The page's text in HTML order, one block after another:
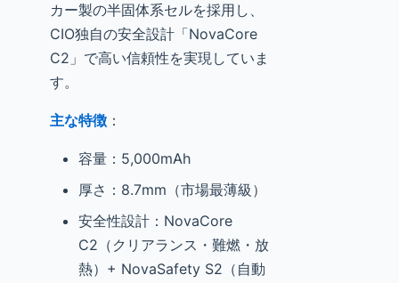
カー製の半固体系セルを採用し、
CIO独自の安全設計「NovaCore
C2」で高い信頼性を実現していま
す。
主な特徴 ：
容量：5,000mAh
厚さ：8.7mm（市場最薄級）
安全性設計：NovaCore
C2（クリアランス・難燃・放
熱）+ NovaSafety S2（自動